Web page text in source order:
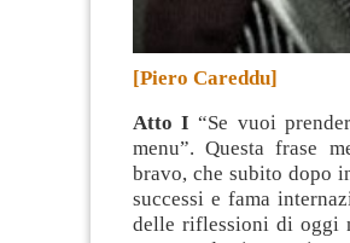
[Piero Careddu]
Atto I“Se vuoi
menu”. Questa frase
bravo, che subito dopo
successi e fama
delle riflessioni di oggi